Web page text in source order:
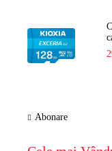
Abonare